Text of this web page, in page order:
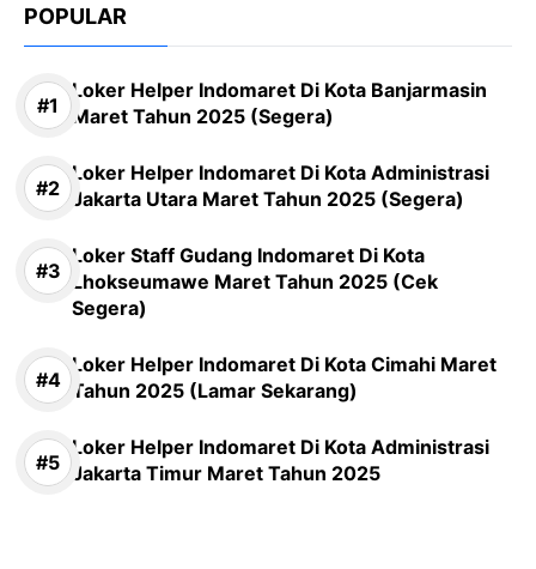
POPULAR
Loker Helper Indomaret Di Kota Banjarmasin
Maret Tahun 2025 (Segera)
Loker Helper Indomaret Di Kota Administrasi
Jakarta Utara Maret Tahun 2025 (Segera)
Loker Staff Gudang Indomaret Di Kota
Lhokseumawe Maret Tahun 2025 (Cek
Segera)
Loker Helper Indomaret Di Kota Cimahi Maret
Tahun 2025 (Lamar Sekarang)
Loker Helper Indomaret Di Kota Administrasi
Jakarta Timur Maret Tahun 2025